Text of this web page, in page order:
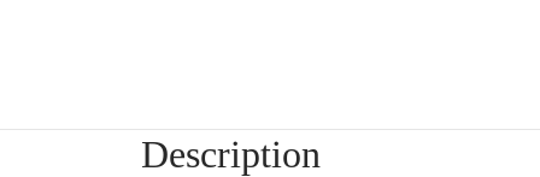
Description